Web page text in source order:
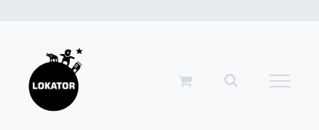
zawartości